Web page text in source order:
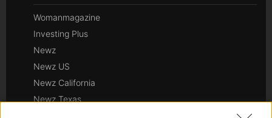
Womanmagazine
Investing Plus
Newz
Newz US
Newz California
Newz Texas